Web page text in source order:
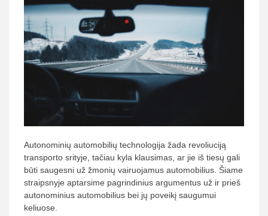
Autonominių automobilių technologija žada revoliuciją
transporto srityje, tačiau kyla klausimas, ar jie iš tiesų gali
būti saugesni už žmonių vairuojamus automobilius. Šiame
straipsnyje aptarsime pagrindinius argumentus už ir prieš
autonominius automobilius bei jų poveikį saugumui
keliuose.